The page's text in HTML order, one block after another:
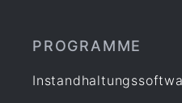
PROGRAMME